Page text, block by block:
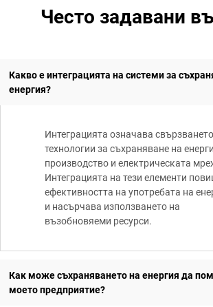
Често задавани
Какво е интеграцията на системи за
енергия?
Интеграцията означава
технологии за съхраняване на
производство и електрическата
Интеграцията на тези елементи
ефективността на употребата на
и насърчава използването на
възобновяеми ресурси.
Как може съхраняването на енергия да
моето предприятие?